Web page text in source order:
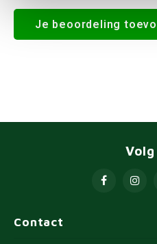
Je beoordeling
Contact
Volg